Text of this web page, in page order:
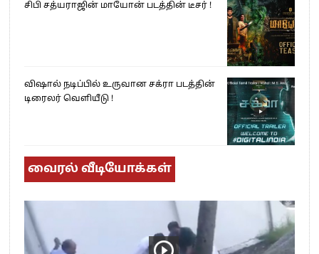
சிபி சத்யராஜின் மாயோன் படத்தின் டீசர் !
விஷால் நடிப்பில் உருவான சக்ரா படத்தின்
டிரைலர் வெளியீடு !
வைரல் வீடியோக்கள்